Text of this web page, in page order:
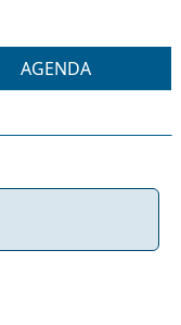
AGENDA